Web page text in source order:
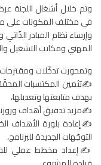
وتم خلال أشغال اللجنة
في مختلف المكونات على
وإرساء نظام المبادر
المهني ومكاتب التشغيل
وتمحورت تدخّلات
✍تثمين المكتسبات
بهدف متابعتها وتعديلها،
✍مزيد تدقيق أهداف
✍إعادة بلورة الأهداف
التوجّهات الجديدة للبرنامج،